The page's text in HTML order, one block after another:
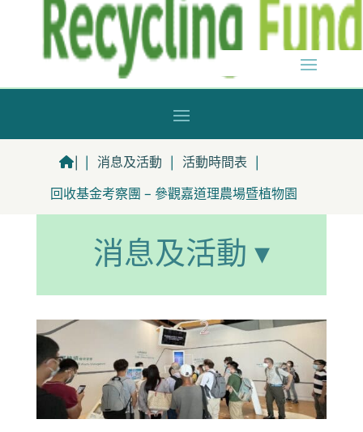
| | 消息及活動 | 活動時間表 |
回收基金考察團 – 參觀嘉道理農場暨植物園
消息及活動 ▾